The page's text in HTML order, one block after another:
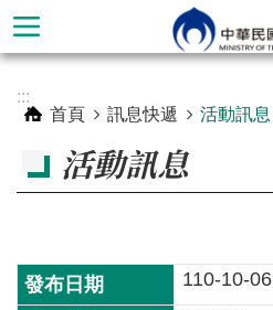
跳到主要內容區塊
階
:::
首頁
訊息快遞 活動訊息
活動訊息
110-10-06